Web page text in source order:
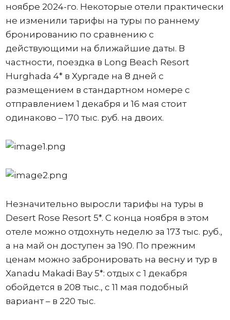
ноябре 2024-го. Некоторые отели практически
не изменили тарифы на туры по раннему
бронированию по сравнению с
действующими на ближайшие даты. В
частности, поездка в Long Beach Resort
Hurghada 4* в Хургаде на 8 дней с
размещением в стандартном номере с
отправлением 1 декабря и 16 мая стоит
одинаково – 170 тыс. руб. на двоих.
Незначительно выросли тарифы на туры в
Desert Rose Resort 5*. С конца ноября в этом
отеле можно отдохнуть неделю за 173 тыс. руб.,
а на май он доступен за 190. По прежним
ценам можно забронировать на весну и тур в
Xanadu Makadi Bay 5*: отдых с 1 декабря
обойдется в 208 тыс., с 11 мая подобный
вариант – в 220 тыс.